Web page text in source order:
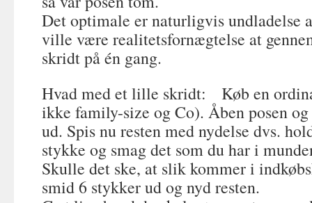
Det optimale er naturligvis undladelse
ville være realitetsfornægtelse at
skridt på én gang.
Hvad med et lille skridt: Køb en
ikke family-size og Co). Åben posen
ud. Spis nu resten med nydelse dvs.
stykke og smag det som du har i
Skulle det ske, at slik kommer i
smid 6 stykker ud og nyd resten.